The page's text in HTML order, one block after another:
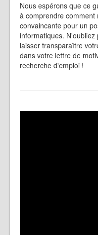
Nous espérons que ce
à comprendre
convaincante pour un
informatiques.
laisser transparaître
dans votre lettre de
recherche d'emploi !